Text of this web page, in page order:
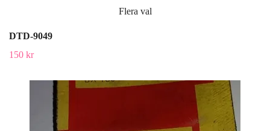
Flera val
DTD-9049
150 kr